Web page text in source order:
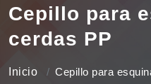
Cepillo para
cerdas PP
Inicio Cepillo para